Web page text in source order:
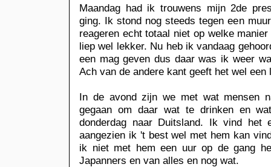
Maandag had ik trouwens mijn 2de
ging. Ik stond nog steeds tegen een
reageren echt totaal niet op welke
liep wel lekker. Nu heb ik vandaag
een mag geven dus daar was ik weer
Ach van de andere kant geeft het wel
In de avond zijn we met wat mensen
gegaan om daar wat te drinken en
donderdag naar Duitsland. Ik vind het
aangezien ik 't best wel met hem kan
ik niet met hem een uur op de gang
Japanners en van alles en nog wat.